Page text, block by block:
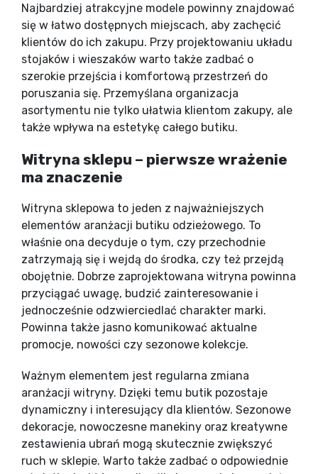
Najbardziej atrakcyjne modele powinny znajdować
się w łatwo dostępnych miejscach, aby zachęcić
klientów do ich zakupu. Przy projektowaniu układu
stojaków i wieszaków warto także zadbać o
szerokie przejścia i komfortową przestrzeń do
poruszania się. Przemyślana organizacja
asortymentu nie tylko ułatwia klientom zakupy, ale
także wpływa na estetykę całego butiku.
Witryna sklepu – pierwsze wrażenie
ma znaczenie
Witryna sklepowa to jeden z najważniejszych
elementów aranżacji butiku odzieżowego. To
właśnie ona decyduje o tym, czy przechodnie
zatrzymają się i wejdą do środka, czy też przejdą
obojętnie. Dobrze zaprojektowana witryna powinna
przyciągać uwagę, budzić zainteresowanie i
jednocześnie odzwierciedlać charakter marki.
Powinna także jasno komunikować aktualne
promocje, nowości czy sezonowe kolekcje.
Ważnym elementem jest regularna zmiana
aranżacji witryny. Dzięki temu butik pozostaje
dynamiczny i interesujący dla klientów. Sezonowe
dekoracje, nowoczesne manekiny oraz kreatywne
zestawienia ubrań mogą skutecznie zwiększyć
ruch w sklepie. Warto także zadbać o odpowiednie